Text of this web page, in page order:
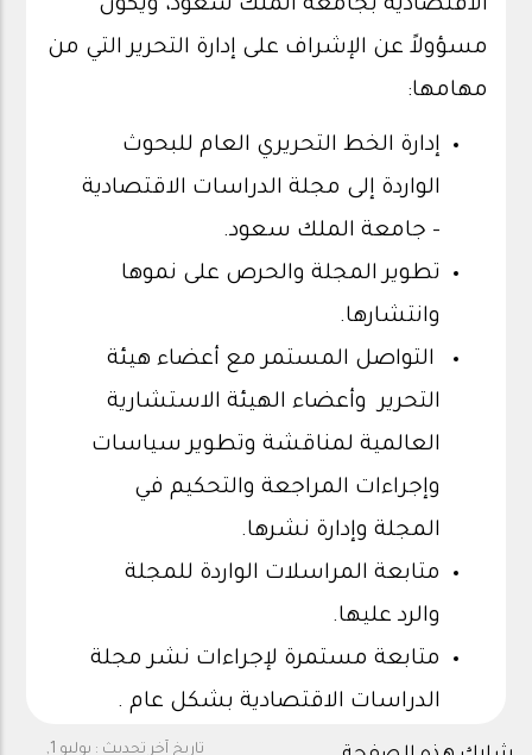
الاقتصادية بجامعة الملك سعود، ويكون
مسؤولاً عن الإشراف على إدارة التحرير التي من
مهامها:
إدارة الخط التحريري العام للبحوث
الواردة إلى مجلة الدراسات الاقتصادية
- جامعة الملك سعود.
تطوير المجلة والحرص على نموها
وانتشارها.
التواصل المستمر مع أعضاء هيئة
التحرير وأعضاء الهيئة الاستشارية
العالمية لمناقشة وتطوير سياسات
وإجراءات المراجعة والتحكيم في
المجلة وإدارة نشرها.
متابعة المراسلات الواردة للمجلة
والرد عليها.
متابعة مستمرة لإجراءات نشر مجلة
الدراسات الاقتصادية بشكل عام .
تاريخ آخر تحديث : يوليو 1,